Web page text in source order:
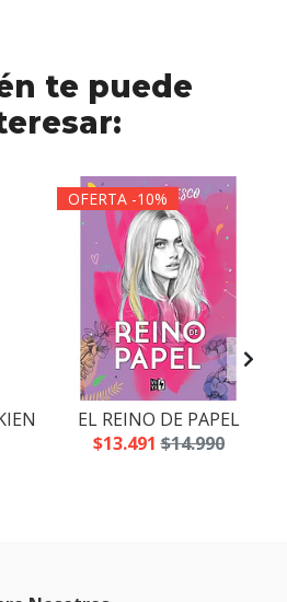
te puede
OFERTA -10%
EL REINO DE PAPEL
$13.491 $14.990